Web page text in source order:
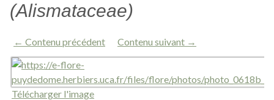
(Alismataceae)
← Contenu précédent Contenu suivant →
Télécharger l'image